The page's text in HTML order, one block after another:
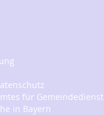
für Gemeindedienst
in Bayern